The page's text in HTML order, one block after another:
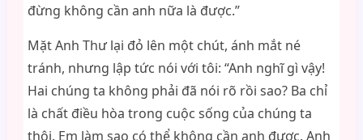
đừng không cần anh nữa là được.”
Mặt Anh Thư lại đỏ lên một chút, ánh mắt né
tránh, nhưng lập tức nói với tôi: “Anh nghĩ gì vậy!
Hai chúng ta không phải đã nói rõ rồi sao? Ba chỉ
là chất điều hòa trong cuộc sống của chúng ta
thôi. Em làm sao có thể không cần anh được. Anh